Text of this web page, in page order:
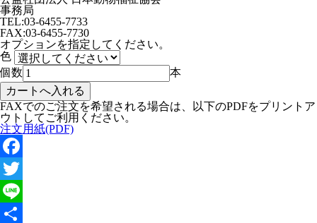
事務局
TEL:03-6455-7733
FAX:03-6455-7730
オプションを指定してください。
色
個数
本
FAXでのご注文を希望される場合は、以下のPDFをプリントア
ウトしてご利用ください。
注文用紙(PDF)
Facebook
Twitter
Line